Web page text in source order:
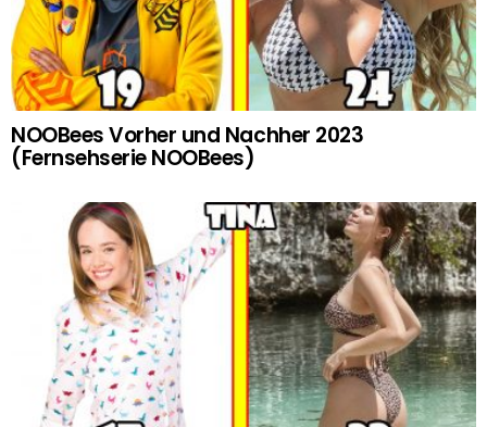
NOOBees Vorher und Nachher 2023
(Fernsehserie NOOBees)